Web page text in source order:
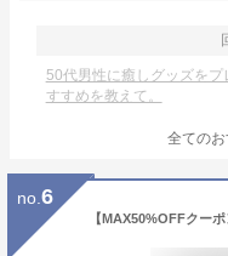
50代男性に癒しグッズを
すすめを教えて。
全てのお
no. 6